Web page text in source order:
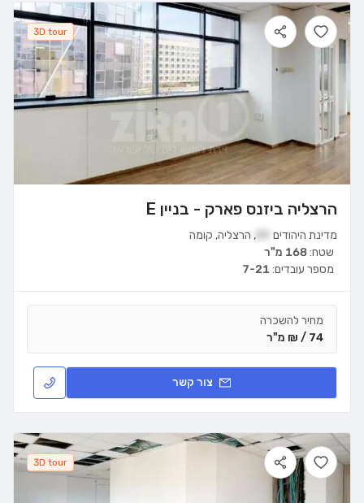
3D tour
הרצליה ביזנס פארק - בניין E
מדינת היהודים , הרצליה, קומה
שטח:168 מ"ר
מספר עובדים:7-21
מחיר להשכרה
74 / ₪ מ"ר
צור קשר
3D tour